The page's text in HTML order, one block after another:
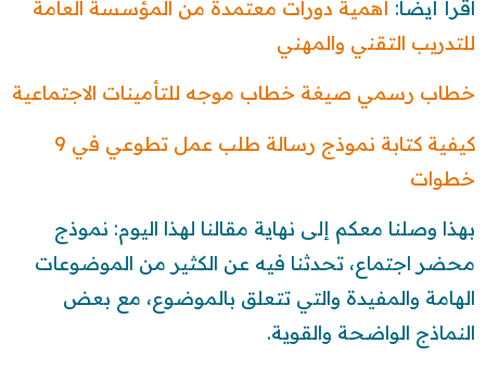
اقرأ أيضًا: أهمية دورات معتمدة من المؤسسة العامة
للتدريب التقني والمهني
خطاب رسمي صيغة خطاب موجه للتأمينات الاجتماعية
كيفية كتابة نموذج رسالة طلب عمل تطوعي في 9
خطوات
بهذا وصلنا معكم إلى نهاية مقالنا لهذا اليوم: نموذج
محضر اجتماع، تحدثنا فيه عن الكثير من الموضوعات
الهامة والمفيدة والتي تتعلق بالموضوع، مع بعض
النماذج الواضحة والقوية.